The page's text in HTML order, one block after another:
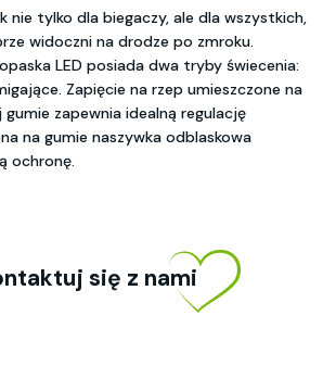
nie tylko dla biegaczy, ale dla wszystkich,
widoczni na drodze po zmroku.
LED posiada dwa tryby świecenia:
Zapięcie na rzep umieszczone na
zapewnia idealną regulację
na gumie naszywka odblaskowa
ochronę.
się z nami